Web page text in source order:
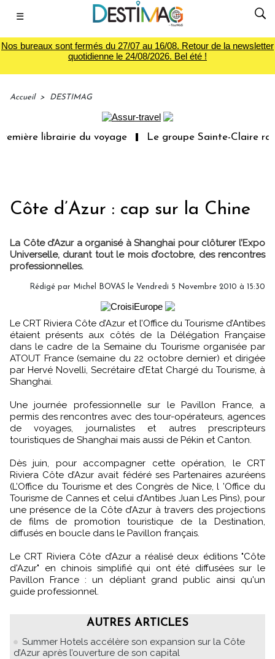
☰
Nos bureaux sont fermés du 27/07 au 16/08. Retour de la newsletter
quotidienne le 24/08/2026. Bel été !
Accueil > DESTIMAG
librairie du voyage Le groupe Sainte-Claire
Côte d’Azur : cap sur la Chine
La Côte d’Azur a organisé à Shanghai pour clôturer l’Expo
Universelle, durant tout le mois d’octobre, des rencontres
professionnelles.
Rédigé par Michel BOVAS le Vendredi 5 Novembre 2010 à 15:30
Le CRT Riviera Côte d’Azur et l’Office du Tourisme d’Antibes
étaient présents aux côtés de la Délégation Française
dans le cadre de la Semaine du Tourisme organisée par
ATOUT France (semaine du 22 octobre dernier) et dirigée
par Hervé Novelli, Secrétaire d’Etat Chargé du Tourisme, à
Shanghai.
Une journée professionnelle sur le Pavillon France, a
permis des rencontres avec des tour-opérateurs, agences
de voyages, journalistes et autres prescripteurs
touristiques de Shanghai mais aussi de Pékin et Canton.
Dès juin, pour accompagner cette opération, le CRT
Riviera Côte d’Azur avait fédéré ses Partenaires azuréens
(L’Office du Tourisme et des Congrès de Nice, l ’Office du
Tourisme de Cannes et celui d’Antibes Juan Les Pins), pour
une présence de la Côte d’Azur à travers des projections
de films de promotion touristique de la Destination,
diffusés en boucle dans le Pavillon français.
Le CRT Riviera Côte d’Azur a réalisé deux éditions "Côte
d'Azur" en chinois simplifié qui ont été diffusées sur le
Pavillon France : un dépliant grand public ainsi qu'un
guide professionnel.
AUTRES ARTICLES
Summer Hotels accélère son expansion sur la Côte
d’Azur après l’ouverture de son capital